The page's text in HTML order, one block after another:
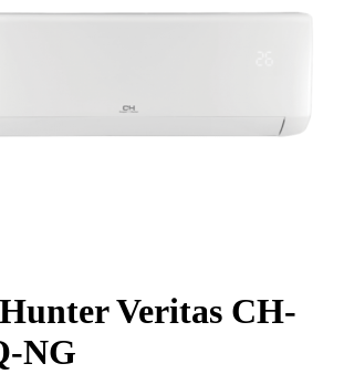
Veritas CH-
NG